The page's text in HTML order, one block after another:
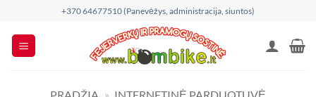
content
+370 64677510 (Panevėžys, administracija, siuntos)